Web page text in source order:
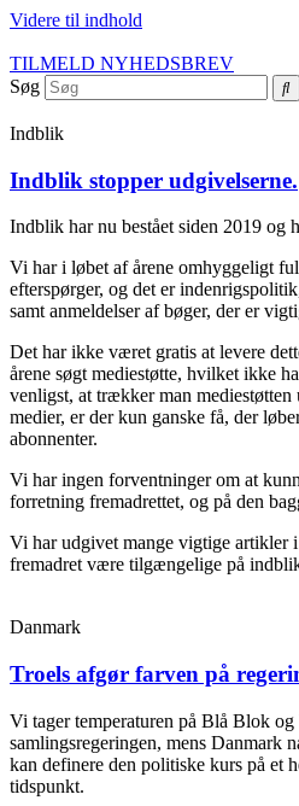
Videre til indhold
TILMELD NYHEDSBREV
Søg
Indblik
Indblik stopper udgivelserne.
Indblik har nu bestået siden 2019 og
Vi har i løbet af årene omhyggeligt
efterspørger, og det er
samt anmeldelser af bøger, der er
Det har ikke været gratis at levere
årene søgt mediestøtte, hvilket ikke
venligst, at trækker man mediestøtten
medier, er der kun ganske få, der
abonnenter.
Vi har ingen forventninger om at
forretning fremadrettet, og på den
Vi har udgivet mange vigtige artikler
fremadret være tilgængelige på
Danmark
Troels afgør farven på
Vi tager temperaturen på Blå Blok og
samlingsregeringen, mens Danmark
kan definere den politiske kurs på et
tidspunkt.